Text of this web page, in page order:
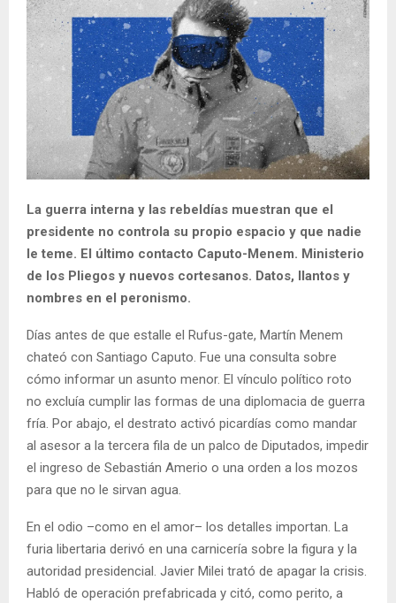
La guerra interna y las rebeldías muestran que el
presidente no controla su propio espacio y que nadie
le teme. El último contacto Caputo-Menem. Ministerio
de los Pliegos y nuevos cortesanos. Datos, llantos y
nombres en el peronismo.
Días antes de que estalle el Rufus-gate, Martín Menem
chateó con Santiago Caputo. Fue una consulta sobre
cómo informar un asunto menor. El vínculo político roto
no excluía cumplir las formas de una diplomacia de guerra
fría. Por abajo, el destrato activó picardías como mandar
al asesor a la tercera fila de un palco de Diputados, impedir
el ingreso de Sebastián Amerio o una orden a los mozos
para que no le sirvan agua.
En el odio –como en el amor– los detalles importan. La
furia libertaria derivó en una carnicería sobre la figura y la
autoridad presidencial. Javier Milei trató de apagar la crisis.
Habló de operación prefabricada y citó, como perito, a